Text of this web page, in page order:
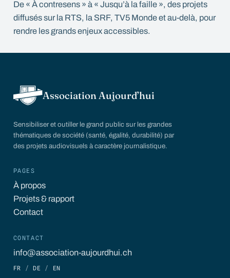
De « À contresens » à « Jusqu’à la faille », des projets
diffusés sur la RTS, la SRF, TV5 Monde et au-delà, pour
rendre les grands enjeux accessibles.
Association Aujourd’hui
Sensibiliser et outiller le grand public sur les grandes
thématiques de société (santé, égalité, durabilité) par
des projets audiovisuels à caractère journalistique.
PAGES
À propos
Projets & rapport
Contact
CONTACT
info@association-aujourdhui.ch
FR /DE / EN